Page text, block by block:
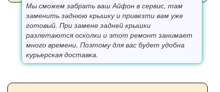
Мы сможем забрать ваш Айфон в сервис, там
заменить заднюю крышку и привезти вам уже
готовый. При замене задней крышки
разлетаются осколки и этот ремонт занимает
много времени. Поэтому для вас будет удобна
курьерская доставка.